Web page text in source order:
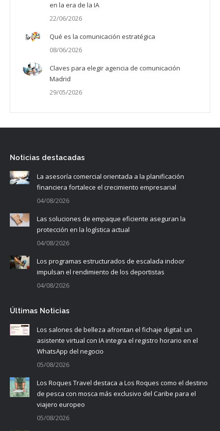
en la era de la IA
22/06/2026
Qué es la comunicación estratégica
08/06/2026
Claves para elegir agencia de comunicación
Madrid
29/05/2026
Noticias destacadas
La asesoría comercial orientada a la planificación
financiera fortalece el crecimiento empresarial
04/08/2026
Las soluciones de empaque eficiente aseguran la
protección en la logística actual
04/08/2026
Los programas estructurados de escalada indoor
impulsan el rendimiento de los deportistas
04/08/2026
Últimas Noticias
Los salones de belleza afrontan el fichaje digital: un
asistente virtual con IA integra el registro horario en el
WhatsApp del negocio
05/08/2026
Los Roques Travel destaca a Los Roques como el destino
de pesca con mosca más exclusivo del Caribe para el
viajero europeo
05/08/2026